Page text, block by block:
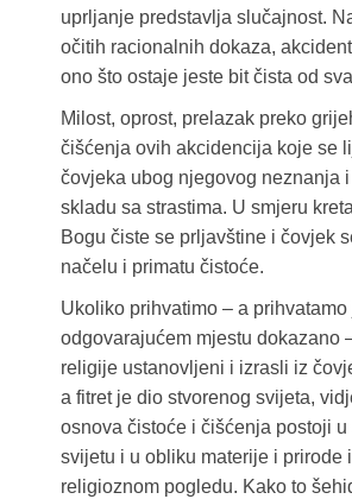
uprljanje predstavlja slučajnost.
očitih racionalnih dokaza,
ono što ostaje jeste bit čista od
Milost, oprost, prelazak preko
čišćenja ovih akcidencija koje se
čovjeka ubog njegovog neznanja
skladu sa strastima. U smjeru
Bogu čiste se prljavštine i čovjek
načelu i primatu čistoće.
Ukoliko prihvatimo – a prihvatamo
odgovarajućem mjestu dokazano
religije ustanovljeni i izrasli iz
a fitret je dio stvorenog svijeta,
osnova čistoće i čišćenja postoji u
svijetu i u obliku materije i prirode
religioznom pogledu. Kako to